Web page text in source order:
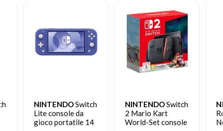
NINTENDOSwitch
Lite console da
gioco portatile 14
NINTENDOSwitch
2 Mario Kart
World-Set console